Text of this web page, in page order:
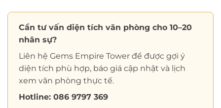
Cần tư vấn diện tích văn phòng cho 10–20
nhân sự?
Liên hệ Gems Empire Tower để được gợi ý
diện tích phù hợp, báo giá cập nhật và lịch
xem văn phòng thực tế.
Hotline: 086 9797 369